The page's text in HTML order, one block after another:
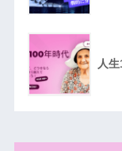
人